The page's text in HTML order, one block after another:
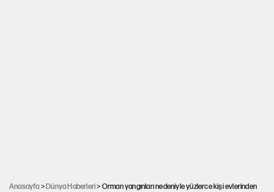
Anasayfa >Dünya Haberleri> Orman yangınları nedeniyle yüzlerce kişi evlerinden